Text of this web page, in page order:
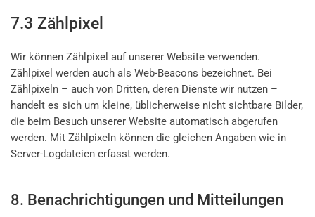
7.3 Zählpixel
Wir können Zählpixel auf unserer Website verwenden.
Zählpixel werden auch als Web-Beacons bezeichnet. Bei
Zählpixeln – auch von Dritten, deren Dienste wir nutzen –
handelt es sich um kleine, üblicherweise nicht sichtbare Bilder,
die beim Besuch unserer Website automatisch abgerufen
werden. Mit Zählpixeln können die gleichen Angaben wie in
Server-Logdateien erfasst werden.
8. Benachrichtigungen und Mitteilungen